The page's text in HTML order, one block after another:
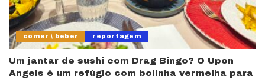
comer \ beber reportagem
Um jantar de sushi com Drag Bingo? O Upon
Angels é um refúgio com bolinha vermelha para